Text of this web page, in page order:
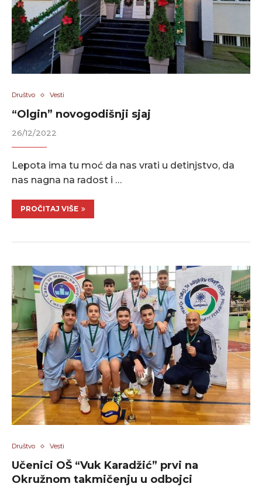
Društvo Vesti
“Olgin” novogodišnji sjaj
26/12/2022
Lepota ima tu moć da nas vrati u detinjstvo, da
nas nagna na radost i …
PROČITAJ VIŠE
Društvo Vesti
Učenici OŠ “Vuk Karadžić” prvi na
Okružnom takmičenju u odbojci